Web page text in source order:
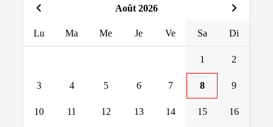
Août 2026
Lu Ma Me Je Ve Sa Di
1 2
3 4 5 6 7 8 9
10 11 12 13 14 15 16